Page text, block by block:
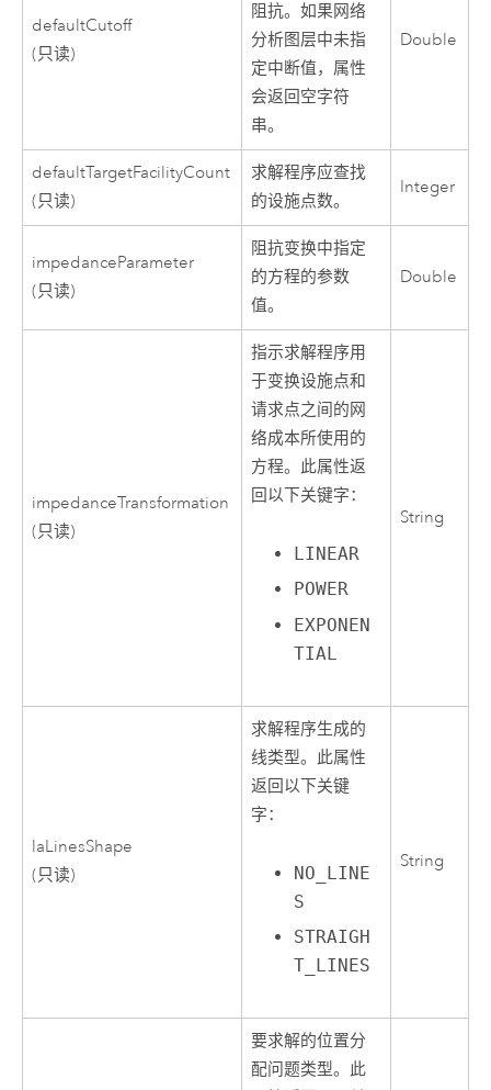
defaultCutoff
(只读)
阻抗。如果网络
分析图层中未指
定中断值，属性
会返回空字符
串。
Double
defaultTargetFacilityCount
(只读)
求解程序应查找
的设施点数。
Integer
impedanceParameter
(只读)
阻抗变换中指定
的方程的参数
值。
Double
impedanceTransformation
(只读)
指示求解程序用
于变换设施点和
请求点之间的网
络成本所使用的
方程。此属性返
回以下关键字：
LINEAR
POWER
EXPONEN
TIAL
String
laLinesShape
(只读)
求解程序生成的
线类型。此属性
返回以下关键
字：
NO_LINE
S
STRAIGH
T_LINES
String
要求解的位置分
配问题类型。此